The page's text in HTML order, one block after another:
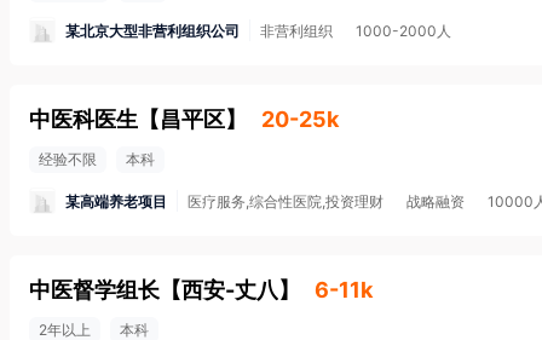
某北京大型非营利组织公司 非营利组织 1000-2000人
中医科医生 【昌平区】 20-25k
经验不限 本科
某高端养老项目 医疗服务,综合性医院,投资理财 战略融资 10000
中医督学组长 【西安-丈八 】 6-11k
2年以上 本科